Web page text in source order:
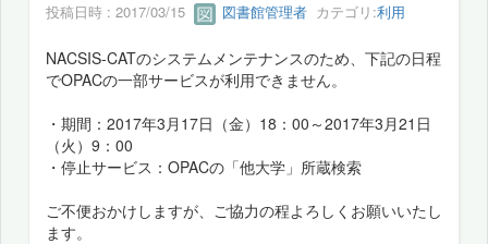
投稿日時 : 2017/03/15 図書館管理者 カテゴリ:利用
NACSIS-CATのシステムメンテナンスのため、下記の日程
でOPACの一部サービスが利用できません。
・期間：2017年3月17日（金）18：00～2017年3月21日
（火）9：00
・停止サービス：OPACの「他大学」所蔵検索
ご不便おかけしますが、ご協力の程よろしくお願いいたし
ます。